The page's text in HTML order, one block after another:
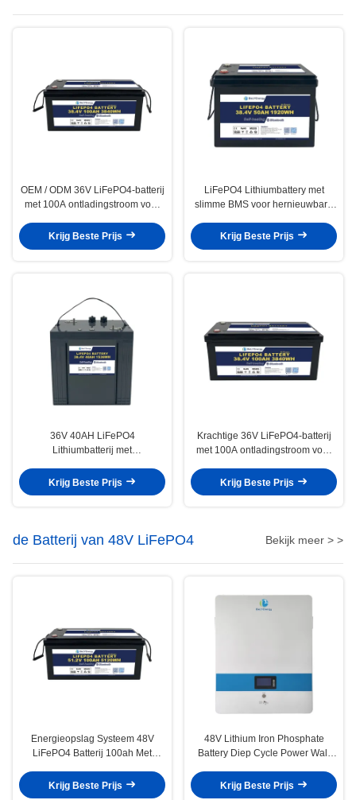
OEM / ODM 36V LiFePO4-batterij
met 100A ontladingstroom voor
hoog vermogen
Krijg Beste Prijs
LiFePO4 Lithiumbattery met
slimme BMS voor hernieuwbare
schepen
Krijg Beste Prijs
36V 40AH LiFePO4
Lithiumbatterij met
voor golfkarren
Krijg Beste Prijs
Krachtige 36V LiFePO4-batterij
met 100A ontladingstroom voor
hoog vermogen
Krijg Beste Prijs
de Batterij van 48V LiFePO4 Bekijk meer > >
Energieopslag Systeem 48V
LiFePO4 Batterij 100ah Met
En optioneel Bluetooth
Krijg Beste Prijs
48V Lithium Iron Phosphate
Battery Diep Cycle Power Wall
Krijg Beste Prijs